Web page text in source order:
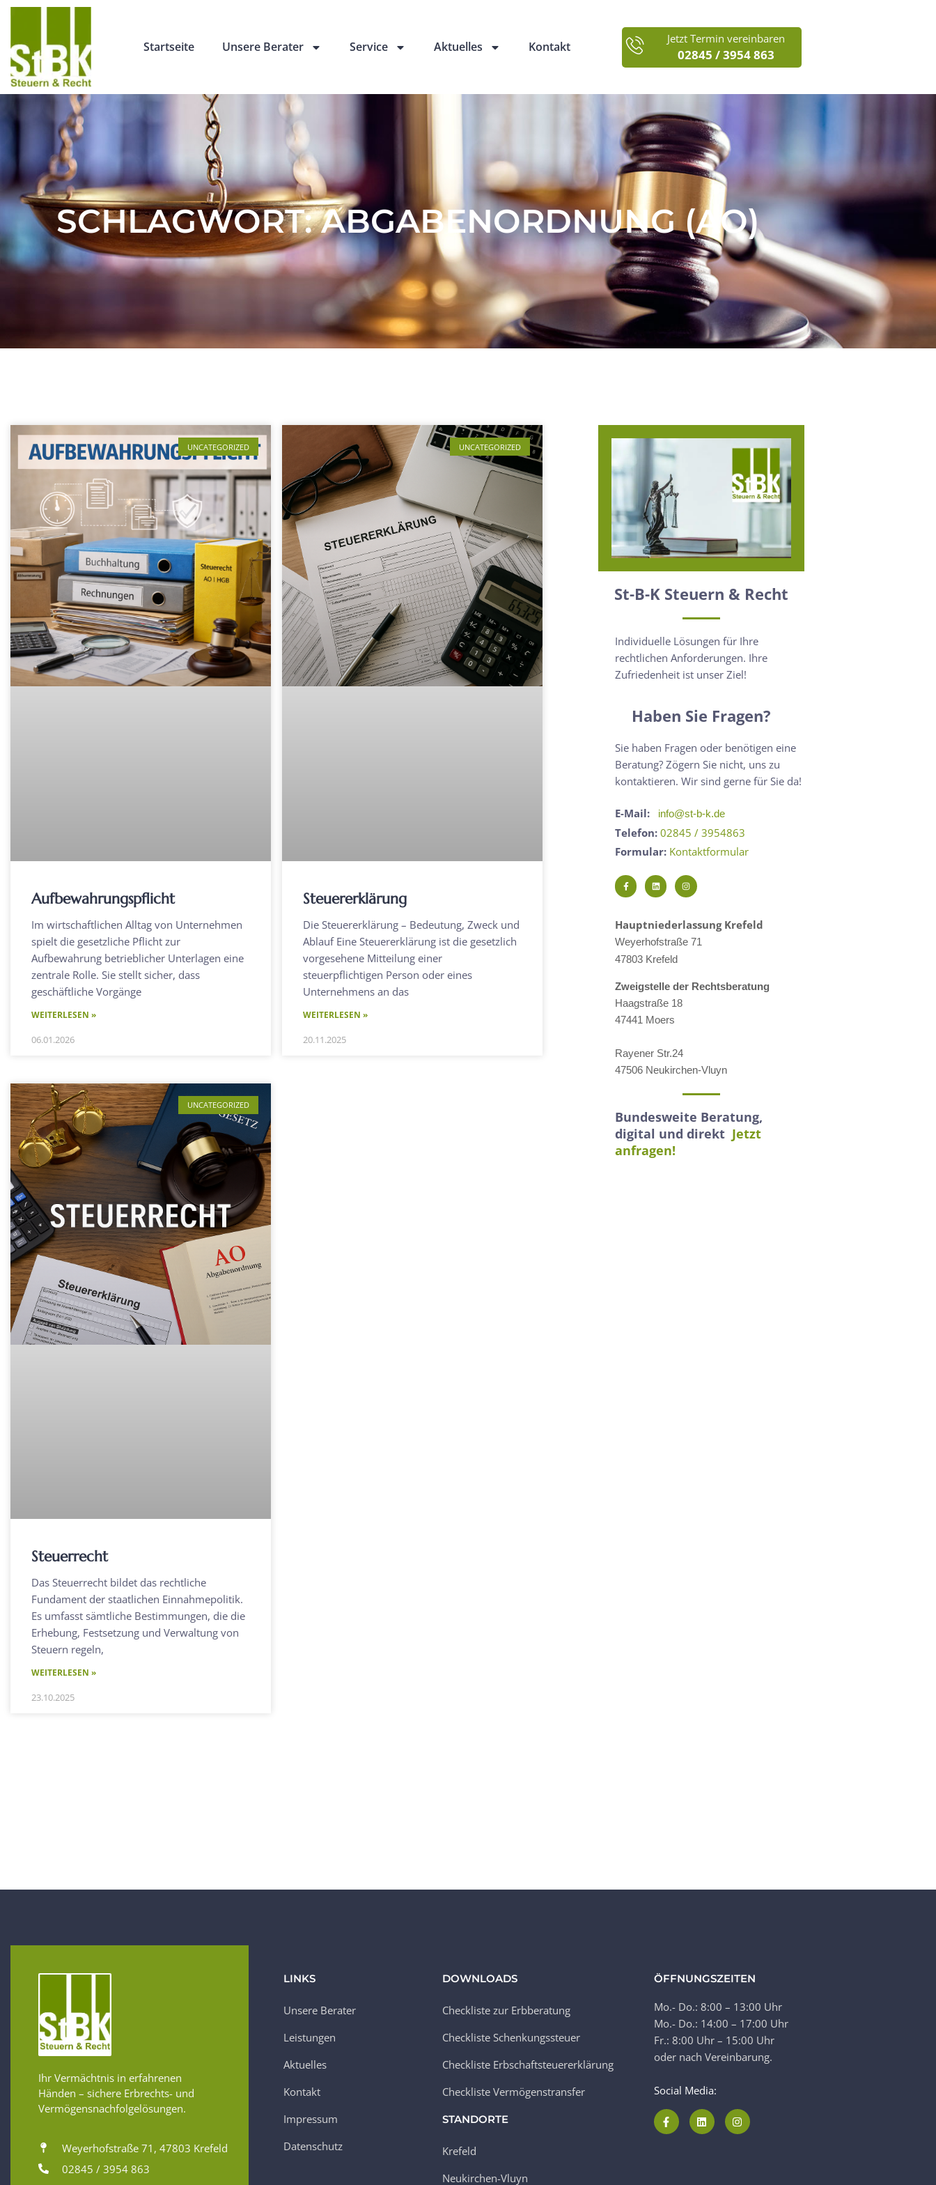
Startseite Unsere Berater Service Aktuelles Kontakt
Jetzt Termin vereinbaren
02845 / 3954 863
SCHLAGWORT: ABGABENORDNUNG (AO)
UNCATEGORIZED
Aufbewahrungspflicht
Im wirtschaftlichen Alltag von Unternehmen
spielt die gesetzliche Pflicht zur
Aufbewahrung betrieblicher Unterlagen eine
zentrale Rolle. Sie stellt sicher, dass
geschäftliche Vorgänge
WEITERLESEN »
06.01.2026
UNCATEGORIZED
Steuererklärung
Die Steuererklärung – Bedeutung, Zweck und
Ablauf Eine Steuererklärung ist die gesetzlich
vorgesehene Mitteilung einer
steuerpflichtigen Person oder eines
Unternehmens an das
WEITERLESEN »
20.11.2025
UNCATEGORIZED
Steuerrecht
Das Steuerrecht bildet das rechtliche
Fundament der staatlichen Einnahmepolitik.
Es umfasst sämtliche Bestimmungen, die die
Erhebung, Festsetzung und Verwaltung von
Steuern regeln,
WEITERLESEN »
23.10.2025
St-B-K Steuern & Recht
Individuelle Lösungen für Ihre
rechtlichen Anforderungen. Ihre
Zufriedenheit ist unser Ziel!
Haben Sie Fragen?
Sie haben Fragen oder benötigen eine
Beratung? Zögern Sie nicht, uns zu
kontaktieren. Wir sind gerne für Sie da!
E-Mail: info@st-b-k.de
Telefon: 02845 / 3954863
Formular: Kontaktformular
Hauptniederlassung Krefeld
Weyerhofstraße 71
47803 Krefeld
Zweigstelle der Rechtsberatung
Haagstraße 18
47441 Moers
Rayener Str.24
47506 Neukirchen-Vluyn
Bundesweite Beratung,
digital und direkt Jetzt
anfragen!
Ihr Vermächtnis in erfahrenen
Händen – sichere Erbrechts- und
Vermögensnachfolgelösungen.
Weyerhofstraße 71, 47803 Krefeld
02845 / 3954 863
LINKS
Unsere Berater
Leistungen
Aktuelles
Kontakt
Impressum
Datenschutz
DOWNLOADS
Checkliste zur Erbberatung
Checkliste Schenkungssteuer
Checkliste Erbschaftsteuererklärung
Checkliste Vermögenstransfer
STANDORTE
Krefeld
Neukirchen-Vluyn
ÖFFNUNGSZEITEN
Mo.- Do.: 8:00 – 13:00 Uhr
Mo.- Do.: 14:00 – 17:00 Uhr
Fr.: 8:00 Uhr – 15:00 Uhr
oder nach Vereinbarung.
Social Media: